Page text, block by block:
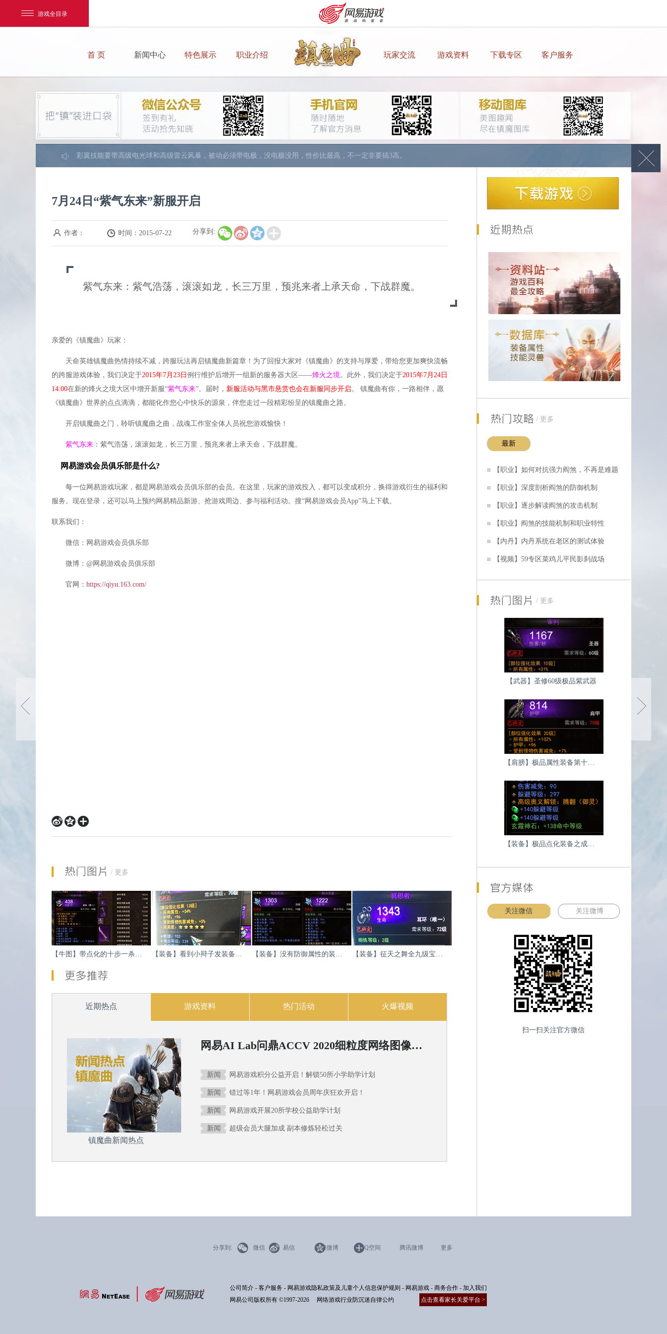
游戏全目录
网易游戏
游戏爱好者
首 页 新闻中心 特色展示 职业介绍 玩家交流 游戏资料 下载专区 客户服务
益助学计划
下一篇
元宝充值，要么就30元V1,要么就2000V6，性价比最高。
V6有熔岩兽，无须打技能，无须洗，反正55都得换。
新区不用使劲冲级进开天排行榜，你再怎么冲级也追不上V8、V9的，因为人家VIP等级高，经验祝福药水是追不上的，他们早晚也会在封印等你们。
55级以前BB有什么带什么，55级一定要换彩翼。
彩翼技能要带高级电光球和高级雷云风暴，被动必须带电极，没电极没用，性价比最高，不一定非要搞3高。
元宝可以在商城买通宝，通宝可以在天命宝库买5级宝石。
战斗力最具性价比的是强化和魂石。
化血闪，利坚固两套魂石可以用到死。
点修最省钱的方法是做帮派猎杀令，可无限做，获得的道具可以合成换取帮贡，使用帮贡点修。
做包裹不推荐新区学习，浪费经验和金卷不说，新区元宝太便宜，卖不出价。
每日精力点不是系统刷新，而是每日组队刷怪获得，单刷是没有的。
长在线的玩家一定要混个帮主副帮主，每周工资就有好多呢，有的帮派宝库每周拍卖之后，也有几百万金币。
洗不出好BB属性可以慢慢洗，有人每天洗2个，3天就出了。也有人花了400块钱没洗出变异。
收到贺卡千万不要点回赠，因为回赠系统是默认回赠20元宝的贺卡。
商城有卖149元宝10格背包。
F打开好友界面，语音频道，挂上CC闭麦后过一会有经验拿，反正不影响什么。
小帮派点修比大帮派好点。
能花点小钱就把每月的VIP礼包买了，相当划算。
黑市的东西不一定就比寄售行的东西好，对比价格再买。
1级宝石合成3级少花10元宝，多花10W金卷。
BB的装备也是可以强化和上宝石的。
装备选择上，不一定系统推荐的装备就是好的，得看自己需要什么属性。
弓手和法师这两个职业相当强力，前提是需要一点手法。
技能栏左键可以设置成其他键位，这样就可以放任意技能了。
65级可以弄只奔牛，高嘲讽，高横扫千军是必备。
高级嘲讽对怪物是群嘲，打架是单体控制技能，强制人物攻击BB2秒。
新区收点残片吧，2W左右收，肯定赚钱。
蓝装卖商店，绿装分解，别鉴定，会发现金卷来的还是挺快。
收徒弟尽量收肯花钱的徒弟，徒弟拜师后所消耗的元宝和金钱会按照一定比例返还给师傅。
7月24日“紫气东来”新服开启
作者： 时间：2015-07-22 分享到: 
紫气东来：紫气浩荡，滚滚如龙，长三万里，预兆来者上承天命，下战群魔。
亲爱的《镇魔曲》玩家：
天命英雄镇魔曲热情持续不减，跨服玩法再启镇魔曲 新篇章！为了回报大家对《镇魔曲》的支持与厚爱，带给您更加爽快流畅
的跨服游戏体验，我们决定于2015年7月23日 例行维护后增开一组新的服务器大区——烽火之境。此外，我们决定于2015年7月24日
14:00在新的烽火之境大区中增开新服“紫气东来”。届时， 新服活动与黑市悬赏也会在新服同步开启。 镇魔曲有你，一路相伴，愿
《镇魔曲》世界的点点滴滴，都能化作您心中快乐的源泉，伴您走过一段精彩纷呈的镇魔曲 之路。
开启镇魔曲 之门，聆听镇魔曲 之曲，战魂工作室全体人员祝您游戏愉快！
紫气东来 ：紫气浩荡，滚滚如龙，长三万里，预兆来者上承天命，下战群魔。
网易游戏会员俱乐部是什么?
每一位网易游戏玩家，都是网易游戏会员俱乐部的会员。在这里，玩家的游戏投入，都可以变成积分，换得游戏衍生的福利和
服务。现在登录，还可以马上预约网易精品新游、抢游戏周边、参与福利活动。搜“网易游戏会员App”马上下载。
联系我们：
微信：网易游戏会员俱乐部
微博：@网易游戏会员俱乐部
官网： https://qiyu.163.com/
分

/ 更多
【牛图】带点化的十步一杀，羡不羡慕 【装备】看到小辩子发装备，我也发成品 【装备】没有防御属性的装备就是好装备 【装备】征天之舞全九级宝石完美度五星
近期热点 游戏资料 热门活动 火爆视频
镇魔曲新闻热点
网易AI Lab问鼎ACCV 2020细粒度网络图像识别赛
新闻 网易游戏积分公益开启！解锁50所小学助学计划
新闻 错过等1年！网易游戏会员周年庆狂欢开启！
新闻 网易游戏开展20所学校公益助学计划
新闻 超级会员大腿加成 副本修炼轻松过关
/ 更多
最新
【职业】如何对抗强力阎煞，不再是难题
【职业】深度剖析阎煞的防御机制
【职业】逐步解读阎煞的攻击机制
【职业】阎煞的技能机制和职业特性
【内丹】内丹系统在老区的测试体验
【视频】59专区菜鸡儿平民影刹战场
/ 更多
【牛图】带点化的十步一杀，羡不羡慕
【装备】没有防御属性的装备就是好装备
【武器】圣修60级极品紫武器
【肩膀】极品属性装备第十一波-肩膀
【装备】极品点化装备之成品紫色装备
关注微信 关注微博
扫一扫关注官方微信
微信 易信 新浪微博 QQ空间 腾讯微博 更多
分享到:    
公司简介 - 客户服务 - 网易游戏隐私政策及儿童个人信息保护规则 - 网易游戏 - 商务合作 - 加入我们
网易公司版权所有 ©1997-2026
点击查看家长关爱平台 >
网络游戏行业防沉迷自律公约